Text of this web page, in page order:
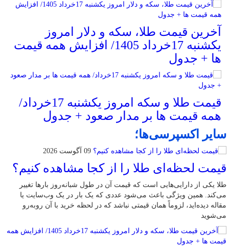
آخرین قیمت طلا، سکه و دلار امروز
یکشنبه 17خرداد 1405/ افزایش همه قیمت
ها + جدول
قیمت طلا و سکه امروز یکشنبه 17خرداد/
همه قیمت ها بر مدار صعود + جدول
سایر اکسپرسی‌ها؛
09 آگوست 2026
قیمت لحظه‌ای طلا را از کجا مشاهده کنیم؟
طلا یکی از دارایی‌هایی است که قیمت آن در طول شبانه‌روز بارها تغییر
می‌کند. همین ویژگی باعث می‌شود عددی که یک بار در یک وب‌سایت یا
مقاله دیده‌اید، لزوماً همان قیمتی نباشد که در لحظه خرید با آن روبه‌رو
می‌شوید